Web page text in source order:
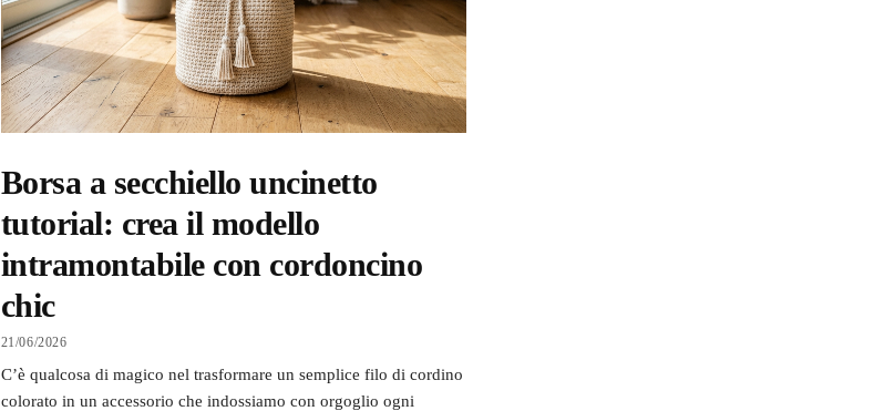
Borsa a secchiello uncinetto
tutorial: crea il modello
intramontabile con cordoncino
chic
21/06/2026
C’è qualcosa di magico nel trasformare un semplice filo di cordino
colorato in un accessorio che indossiamo con orgoglio ogni